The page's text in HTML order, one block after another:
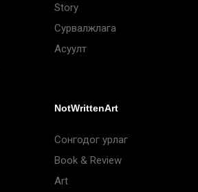
Story
Сурвалжлага
Асуулт
NotWrittenArt
Сонгодог урлаг
Book & Review
Art